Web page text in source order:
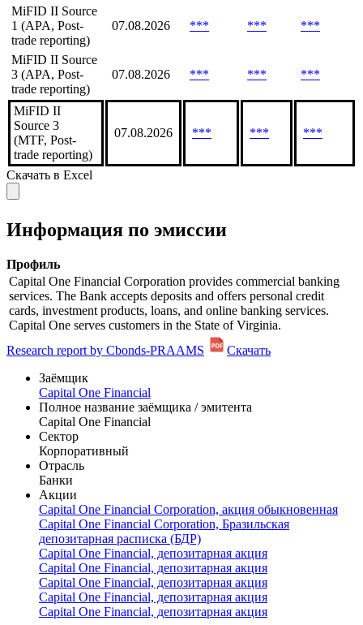
MiFID II Source
1 (APA, Post-
trade reporting)
07.08.2026 *** *** ***
MiFID II Source
3 (APA, Post-
trade reporting)
07.08.2026 *** *** ***
MiFID II
Source 3
(MTF, Post-
trade reporting)
07.08.2026 *** *** ***
Скачать в Excel
Информация по эмиссии
Профиль
Capital One Financial Corporation provides commercial banking
services. The Bank accepts deposits and offers personal credit
cards, investment products, loans, and online banking services.
Capital One serves customers in the State of Virginia.
Research report by Cbonds-PRAAMS
Скачать
Заёмщик
Capital One Financial
Полное название заёмщика / эмитента
Capital One Financial
Сектор
Корпоративный
Отрасль
Банки
Акции
Capital One Financial Corporation, акция обыкновенная
Capital One Financial Corporation, Бразильская
депозитарная расписка (БДР)
Capital One Financial, депозитарная акция
Capital One Financial, депозитарная акция
Capital One Financial, депозитарная акция
Capital One Financial, депозитарная акция
Capital One Financial, депозитарная акция